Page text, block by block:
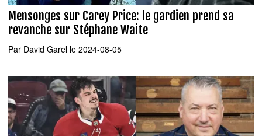
Mensonges sur Carey Price: le gardien prend sa
revanche sur Stéphane Waite
Par David Garel le 2024-08-05